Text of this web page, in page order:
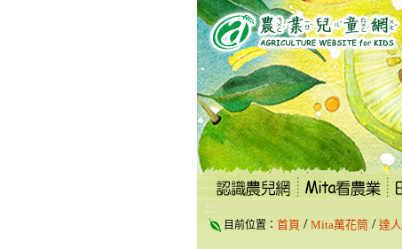
跳
到
主
要
內
容
區
塊
:::
目前位置： 首頁 / Mita萬花筒 / 達人